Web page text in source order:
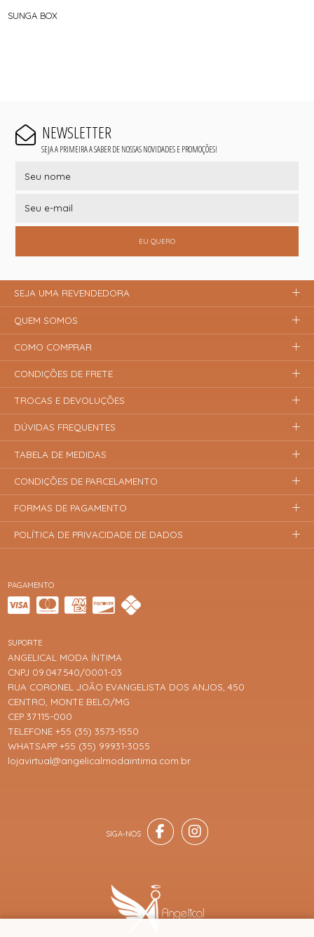
SUNGA BOX
NEWSLETTER
SEJA A PRIMEIRA A SABER DE NOSSAS NOVIDADES E PROMOÇÕES!
EU QUERO
PAGAMENTO
SUPORTE
ANGELICAL MODA ÍNTIMA
CNPJ 09.047.540/0001-03
RUA CORONEL JOÃO EVANGELISTA DOS ANJOS, 450
CENTRO, MONTE BELO/MG
CEP 37115-000
TELEFONE +55 (35) 3573-1550
WHATSAPP +55 (35) 99931-3055
lojavirtual@angelicalmodaintima.com.br
SEJA UMA REVENDEDORA
QUEM SOMOS
COMO COMPRAR
CONDIÇÕES DE FRETE
TROCAS E DEVOLUÇÕES
DÚVIDAS FREQUENTES
TABELA DE MEDIDAS
CONDIÇÕES DE PARCELAMENTO
FORMAS DE PAGAMENTO
POLÍTICA DE PRIVACIDADE DE DADOS